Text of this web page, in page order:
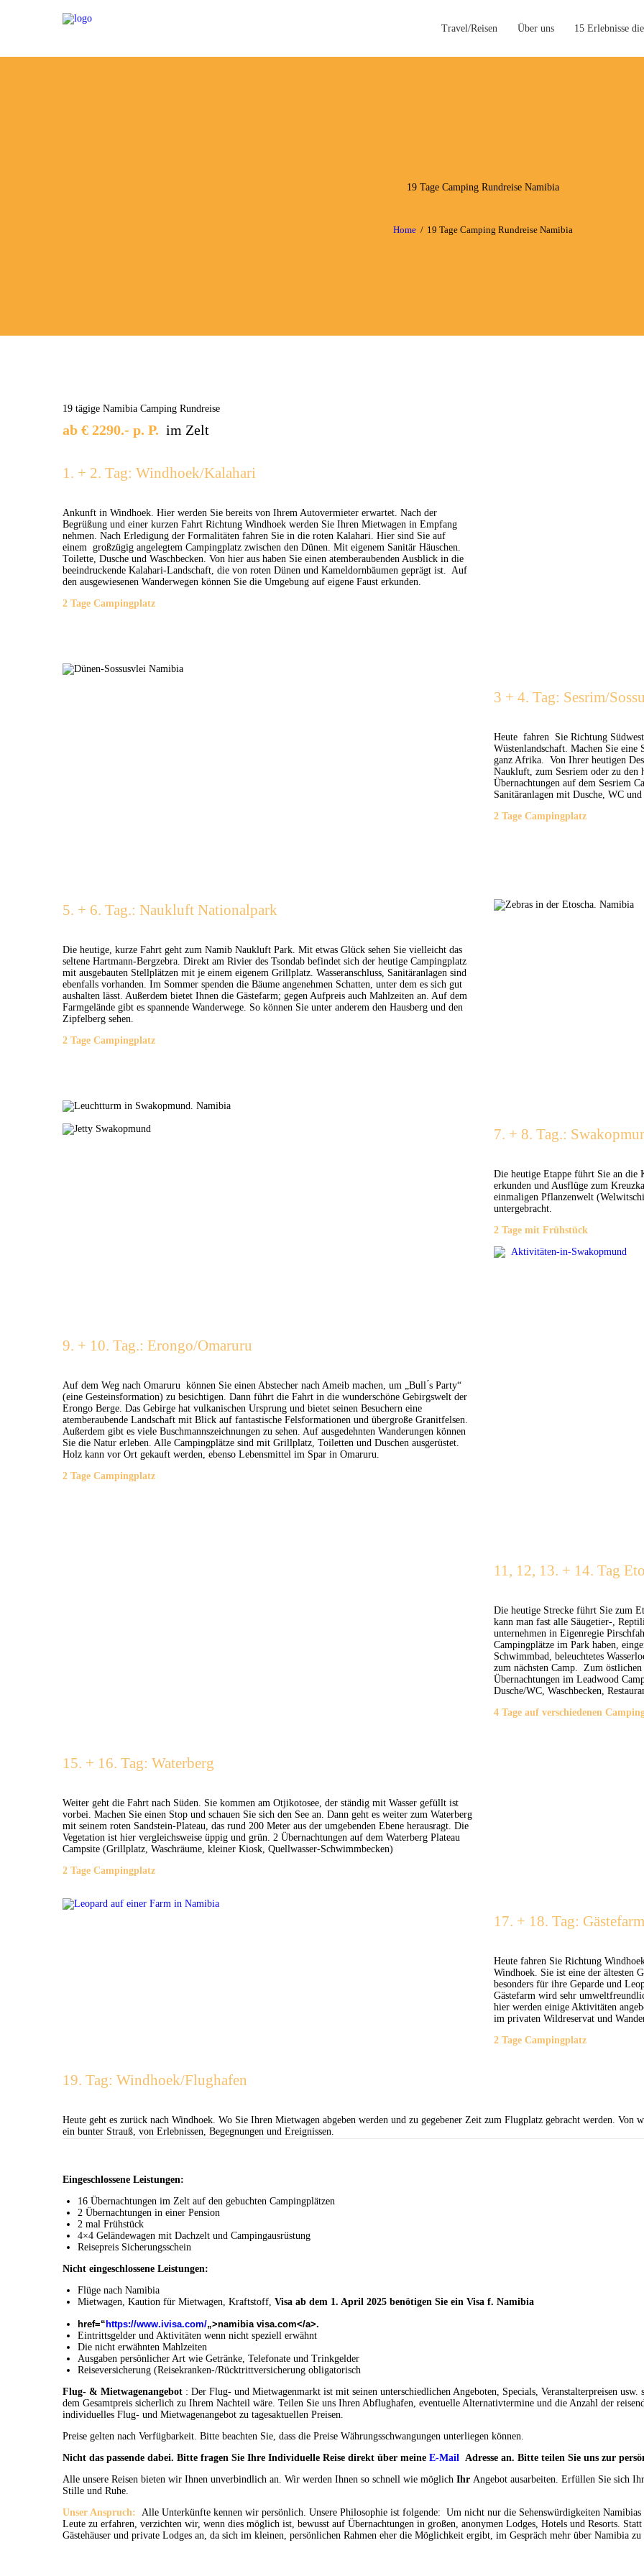
Travel/Reisen Über uns 15 Erlebnisse
19 Tage Camping Rundreise Namibia
Home 19 Tage Camping Rundreise Namibia
ERLEBNISSE
NAMIBIA GIBT
19 tägige Namibia Camping Rundreise
ab € 2290.- p. P. im Zelt
1. + 2. Tag: Windhoek/Kalahari
Ankunft in Windhoek. Hier werden Sie bereits von Ihrem Autovermieter erwartet. Nach der
Begrüßung und einer kurzen Fahrt Richtung Windhoek werden Sie Ihren Mietwagen in Empfang
nehmen. Nach Erledigung der Formalitäten fahren Sie in die roten Kalahari. Hier sind Sie auf
einem großzügig angelegtem Campingplatz zwischen den Dünen. Mit eigenem Sanitär Häuschen.
Toilette, Dusche und Waschbecken. Von hier aus haben Sie einen atemberaubenden Ausblick in die
beeindruckende Kalahari-Landschaft, die von roten Dünen und Kameldornbäumen geprägt ist. Auf
den ausgewiesenen Wanderwegen können Sie die Umgebung auf eigene Faust erkunden.
2 Tage Campingplatz
3 + 4. Tag: Sesrim/
Heute fahren Sie Richtung
Wüstenlandschaft. Machen Sie eine
ganz Afrika. Von Ihrer heutigen
Naukluft, zum Sesriem oder zu den
Übernachtungen auf dem Sesriem
Sanitäranlagen mit Dusche, WC und
2 Tage Campingplatz
5. + 6. Tag.: Naukluft Nationalpark
Die heutige, kurze Fahrt geht zum Namib Naukluft Park. Mit etwas Glück sehen Sie vielleicht das
seltene Hartmann-Bergzebra. Direkt am Rivier des Tsondab befindet sich der heutige Campingplatz
mit ausgebauten Stellplätzen mit je einem eigenem Grillplatz. Wasseranschluss, Sanitäranlagen sind
ebenfalls vorhanden. Im Sommer spenden die Bäume angenehmen Schatten, unter dem es sich gut
aushalten lässt. Außerdem bietet Ihnen die Gästefarm; gegen Aufpreis auch Mahlzeiten an. Auf dem
Farmgelände gibt es spannende Wanderwege. So können Sie unter anderem den Hausberg und den
Zipfelberg sehen.
2 Tage Campingplatz
7. + 8. Tag.:
Die heutige Etappe führt Sie an die
erkunden und Ausflüge zum
einmaligen Pflanzenwelt
untergebracht.
2 Tage mit Frühstück
Aktivitäten-in-Swakopmund
9. + 10. Tag.: Erongo/Omaruru
Auf dem Weg nach Omaruru können Sie einen Abstecher nach Ameib machen, um „Bull ́s Party“
(eine Gesteinsformation) zu besichtigen. Dann führt die Fahrt in die wunderschöne Gebirgswelt der
Erongo Berge. Das Gebirge hat vulkanischen Ursprung und bietet seinen Besuchern eine
atemberaubende Landschaft mit Blick auf fantastische Felsformationen und übergroße Granitfelsen.
Außerdem gibt es viele Buschmannszeichnungen zu sehen. Auf ausgedehnten Wanderungen können
Sie die Natur erleben. Alle Campingplätze sind mit Grillplatz, Toiletten und Duschen ausgerüstet.
Holz kann vor Ort gekauft werden, ebenso Lebensmittel im Spar in Omaruru.
2 Tage Campingplatz
11, 12, 13. + 14. Tag
Die heutige Strecke führt Sie zum
kann man fast alle Säugetier-,
unternehmen in Eigenregie
Campingplätze im Park haben,
Schwimmbad, beleuchtetes
zum nächsten Camp. Zum östlichen
Übernachtungen im Leadwood
Dusche/WC, Waschbecken,
4 Tage auf verschiedenen
15. + 16. Tag: Waterberg
Weiter geht die Fahrt nach Süden. Sie kommen am Otjikotosee, der ständig mit Wasser gefüllt ist
vorbei. Machen Sie einen Stop und schauen Sie sich den See an. Dann geht es weiter zum Waterberg
mit seinem roten Sandstein-Plateau, das rund 200 Meter aus der umgebenden Ebene herausragt. Die
Vegetation ist hier vergleichsweise üppig und grün. 2 Übernachtungen auf dem Waterberg Plateau
Campsite (Grillplatz, Waschräume, kleiner Kiosk, Quellwasser-Schwimmbecken)
2 Tage Campingplatz
17. + 18. Tag:
Heute fahren Sie Richtung
Windhoek. Sie ist eine der ältesten
besonders für ihre Geparde und
Gästefarm wird sehr
hier werden einige Aktivitäten
im privaten Wildreservat und
2 Tage Campingplatz
19. Tag: Windhoek/Flughafen
Heute geht es zurück nach Windhoek. Wo Sie Ihren Mietwagen abgeben werden und zu gegebener Zeit zum Flugplatz gebracht werden.
ein bunter Strauß, von Erlebnissen, Begegnungen und Ereignissen.
Eingeschlossene Leistungen:
16 Übernachtungen im Zelt auf den gebuchten Campingplätzen
2 Übernachtungen in einer Pension
2 mal Frühstück
4×4 Geländewagen mit Dachzelt und Campingausrüstung
Reisepreis Sicherungsschein
Nicht eingeschlossene Leistungen:
Flüge nach Namibia
Mietwagen, Kaution für Mietwagen, Kraftstoff, Visa ab dem 1. April 2025 benötigen Sie ein Visa f. Namibia
href=“ https://www.ivisa.com/„>namibia visa.com</a>.
Eintrittsgelder und Aktivitäten wenn nicht speziell erwähnt
Die nicht erwähnten Mahlzeiten
Ausgaben persönlicher Art wie Getränke, Telefonate und Trinkgelder
Reiseversicherung (Reisekranken-/Rücktrittversicherung obligatorisch
Flug- & Mietwagenangebot : Der Flug- und Mietwagenmarkt ist mit seinen unterschiedlichen Angeboten, Specials, Veranstalterpreisen
dem Gesamtpreis sicherlich zu Ihrem Nachteil wäre. Teilen Sie uns Ihren Abflughafen, eventuelle Alternativtermine und die Anzahl der
individuelles Flug- und Mietwagenangebot zu tagesaktuellen Preisen.
Preise gelten nach Verfügbarkeit. Bitte beachten Sie, dass die Preise Währungsschwangungen unterliegen können.
Nicht das passende dabei. Bitte fragen Sie Ihre Individuelle Reise direkt über meine E-Mail
Adresse an. Bitte teilen Sie uns zur
Alle unsere Reisen bieten wir Ihnen unverbindlich an. Wir werden Ihnen so schnell wie möglich Ihr Angebot ausarbeiten. Erfüllen Sie sich
Stille und Ruhe.
Unser Anspruch:
Alle Unterkünfte kennen wir persönlich. Unsere Philosophie ist folgende: Um nicht nur die Sehenswürdigkeiten Namibias
Leute zu erfahren, verzichten wir, wenn dies möglich ist, bewusst auf Übernachtungen in großen, anonymen Lodges, Hotels und Resorts.
Gästehäuser und private Lodges an, da sich im kleinen, persönlichen Rahmen eher die Möglichkeit ergibt, im Gespräch mehr über Namibia zu